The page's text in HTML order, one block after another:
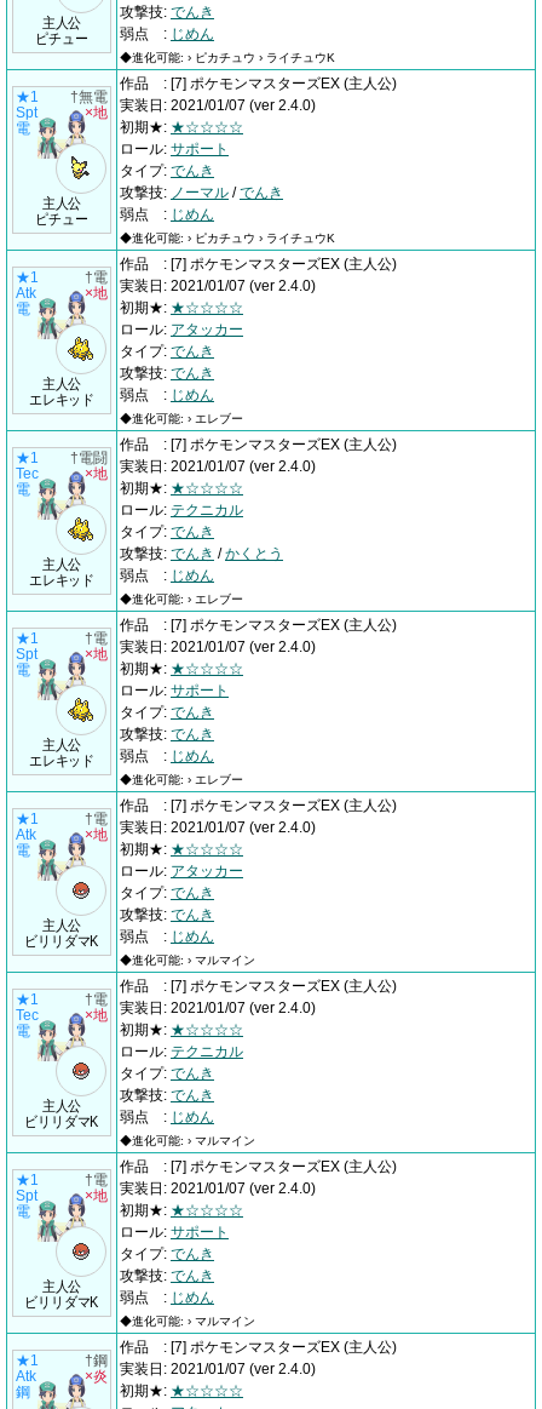
主人公
ピチュー
攻撃技: でんき
弱点
: じめん
◆進化可能: › ピカチュウ › ライチュウK
★1
Spt
電
主人公
ピチュー
†無電
×地
作品 : [7] ポケモンマスターズEX (主人公)
実装日 : 2021/01/07 (ver 2.4.0)
初期★: ★☆☆☆☆
ロール: サポート
タイプ: でんき
攻撃技: ノーマル /でんき
弱点
: じめん
◆進化可能: › ピカチュウ › ライチュウK
★1
Atk
電
主人公
エレキッド
†電
×地
作品 : [7] ポケモンマスターズEX (主人公)
実装日 : 2021/01/07 (ver 2.4.0)
初期★: ★☆☆☆☆
ロール: アタッカー
タイプ: でんき
攻撃技: でんき
弱点
: じめん
◆進化可能: › エレブー
★1
Tec
電
主人公
エレキッド
†電闘
×地
作品 : [7] ポケモンマスターズEX (主人公)
実装日 : 2021/01/07 (ver 2.4.0)
初期★: ★☆☆☆☆
ロール: テクニカル
タイプ: でんき
攻撃技: でんき /かくとう
弱点
: じめん
◆進化可能: › エレブー
★1
Spt
電
主人公
エレキッド
†電
×地
作品 : [7] ポケモンマスターズEX (主人公)
実装日 : 2021/01/07 (ver 2.4.0)
初期★: ★☆☆☆☆
ロール: サポート
タイプ: でんき
攻撃技: でんき
弱点
: じめん
◆進化可能: › エレブー
★1
Atk
電
主人公
ビリリダマK
†電
×地
作品 : [7] ポケモンマスターズEX (主人公)
実装日 : 2021/01/07 (ver 2.4.0)
初期★: ★☆☆☆☆
ロール: アタッカー
タイプ: でんき
攻撃技: でんき
弱点
: じめん
◆進化可能: › マルマイン
★1
Tec
電
主人公
ビリリダマK
†電
×地
作品 : [7] ポケモンマスターズEX (主人公)
実装日 : 2021/01/07 (ver 2.4.0)
初期★: ★☆☆☆☆
ロール: テクニカル
タイプ: でんき
攻撃技: でんき
弱点
: じめん
◆進化可能: › マルマイン
★1
Spt
電
主人公
ビリリダマK
†電
×地
作品 : [7] ポケモンマスターズEX (主人公)
実装日 : 2021/01/07 (ver 2.4.0)
初期★: ★☆☆☆☆
ロール: サポート
タイプ: でんき
攻撃技: でんき
弱点
: じめん
◆進化可能: › マルマイン
★1
Atk
鋼
†鋼
×炎
作品 : [7] ポケモンマスターズEX (主人公)
実装日 : 2021/01/07 (ver 2.4.0)
初期★: ★☆☆☆☆